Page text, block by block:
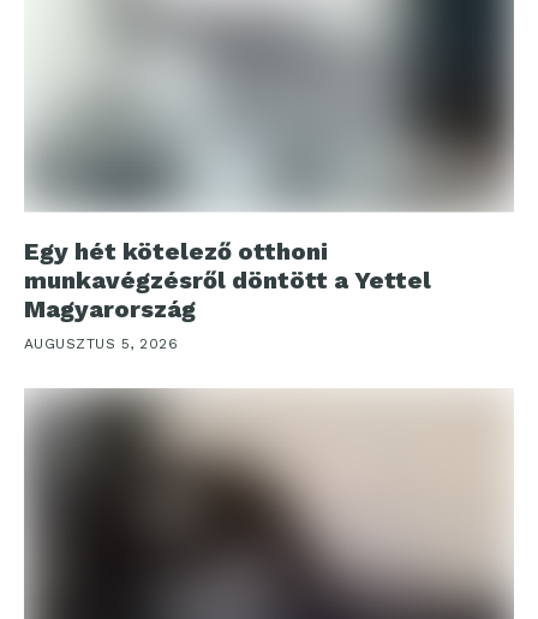
Egy hét kötelező otthoni
munkavégzésről döntött a Yettel
Magyarország
AUGUSZTUS 5, 2026